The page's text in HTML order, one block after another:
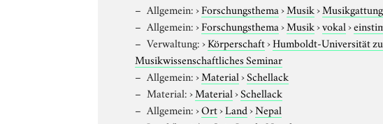
Allgemein:›Forschungsthema›Musik›Musikgattung
Allgemein:›Forschungsthema›Musik›vokal›
Verwaltung:›Körperschaft›Humboldt-Universität
Musikwissenschaftliches Seminar
Allgemein:›Material›Schellack
Material:›Material›Schellack
Allgemein:›Ort›Land›Nepal